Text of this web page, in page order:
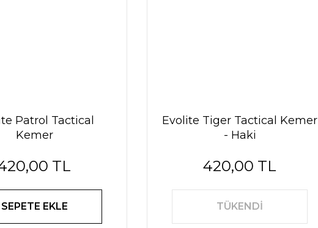
Patrol Tactical
Kemer
TL
SEPETE EKLE
Evolite Tiger Tactical Kemer
- Haki
420,00 TL
TÜKENDİ